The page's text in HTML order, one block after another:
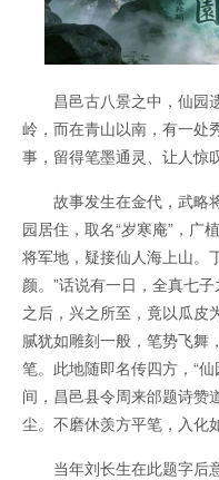
昌邑古八景之中，仙园
岭，而在青山以南，有一处
事，留得笔墨通灵、让人惊
故事发生在金代，武略
园居住，取名“岁寒庵”，广
将军地，疑接仙人海上山。
颜。”话说有一日，全真七
之后，兴之所至，竟以瓜皮
腻犹如雕刻一般，笔势飞舞
笔。此地随即名传四方，“
间，昌邑县令周来邰题诗赞
尘。不磨休羡方平笔，入化
当年刘长生在此题字后